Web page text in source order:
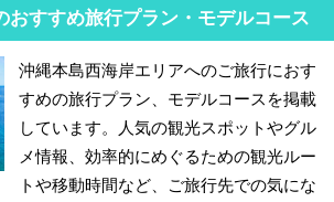
おすすめ旅行プラン・モデルコース
沖縄本島西海岸エリアへのご旅行におす
すめの旅行プラン、モデルコースを掲載
しています。人気の観光スポットやグル
メ情報、効率的にめぐるための観光ルー
トや移動時間など、ご旅行先での気にな